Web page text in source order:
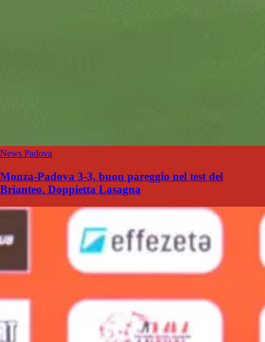
News Padova
Monza-Padova 3-3, buon pareggio nel test del
Brianteo. Doppietta Lasagna